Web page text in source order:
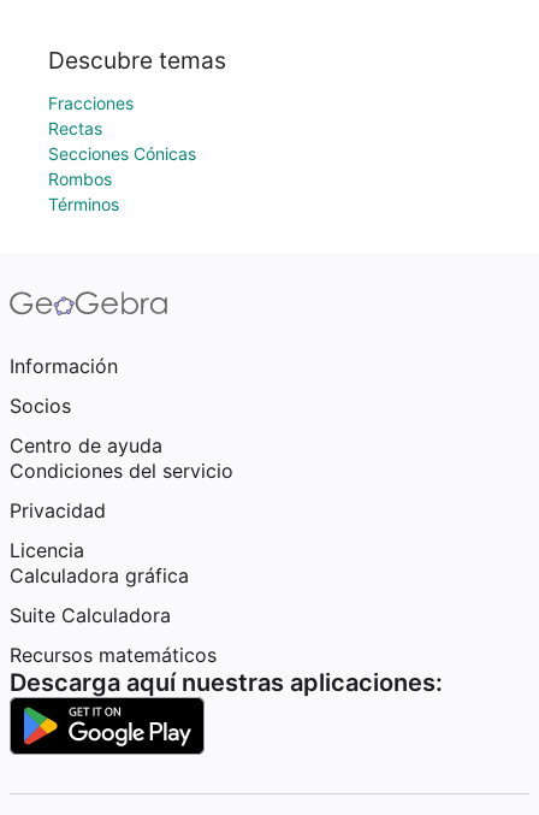
Descubre temas
Fracciones
Rectas
Secciones Cónicas
Rombos
Términos
Información
Socios
Centro de ayuda
Condiciones del servicio
Privacidad
Licencia
Calculadora gráfica
Suite Calculadora
Recursos matemáticos
Descarga aquí nuestras aplicaciones: